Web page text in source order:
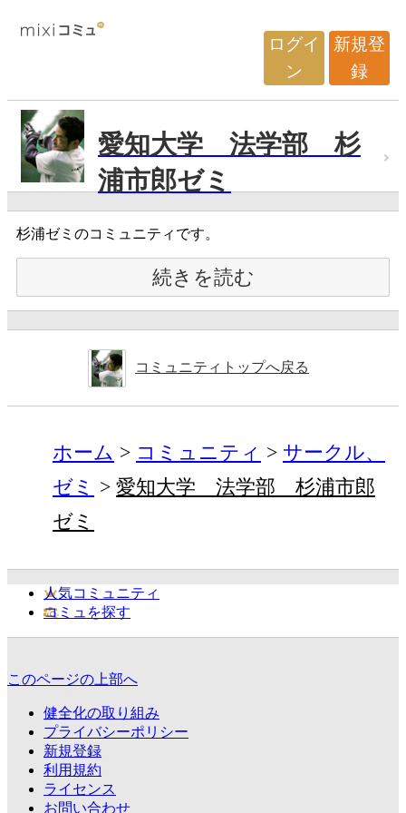
ログイ
ン
新規登
録
愛知大学 法学部 杉
浦市郎ゼミ
杉浦ゼミのコミュニティです。
続きを読む
コミュニティトップへ戻る
ホーム コミュニティ
サークル、
ゼミ
愛知大学 法学部 杉浦市郎
ゼミ
人気コミュニティ
コミュを探す
このページの上部へ
健全化の取り組み
プライバシーポリシー
新規登録
利用規約
ライセンス
お問い合わせ